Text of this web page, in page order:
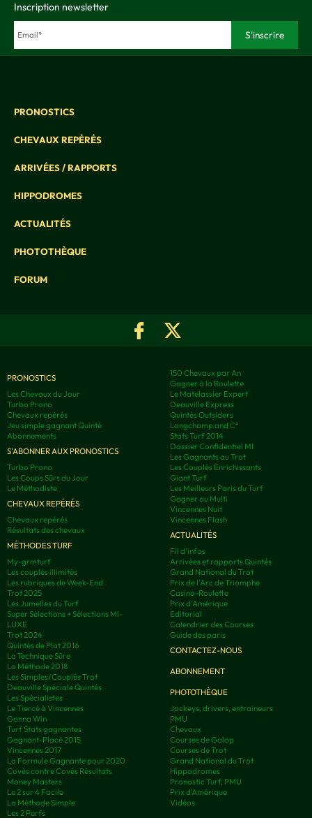
Inscription newsletter
PRONOSTICS
CHEVAUX REPÉRÉS
ARRIVÉES / RAPPORTS
HIPPODROMES
ACTUALITÉS
PHOTOTHÈQUE
FORUM
PRONOSTICS
Les Chevaux du Jour
Turbo Prono
Chevaux repérés
Jeu simple gagnant Quinté
Abonnements
S'ABONNER AUX PRONOSTICS
Turbo Prono
Les Coups Sûrs du Jour
Le Méthodiste
CHEVAUX REPÉRÉS
Chevaux repérés
Résultats des chevaux
MÉTHODES TURF
My-grmturf
Les couplés illimités
Les rubriques de Week-End
Trot 2025
Les Jumelles du Turf
Super Sélections + Sélections MI-
LUXE
Trot 2024
Quintés de Plat 2016
La Technique Sûre
La Méthode 2018
Les Simples/Couplés Trot
Deauville Spéciale Quintés
Les Spécialistes
Le Tiercé à Vincennes
Gonna Win
Turf Stats gagnantes
Gagnant-Placé 2015
Vincennes 2017
La Formule Gagnante pour 2020
Covès contre Covès Résultats
Money Masters
Le 2 sur 4 Facile
La Méthode Simple
Les 2 Perfs
150 Chevaux par An
Gagner à la Roulette
Le Matelassier Expert
Deauville Express
Quintés Outsiders
Longchamp and C°
Stats Turf 2014
Dossier Confidentiel MI
Les Gagnants au Trot
Les Couplés Enrichissants
Giant Turf
Les Meilleurs Paris du Turf
Gagner au Multi
Vincennes Nuit
Vincennes Flash
ACTUALITÉS
Fil d'infos
Arrivées et rapports Quintés
Grand National du Trot
Prix de l'Arc de Triomphe
Casino-Roulette
Prix d'Amérique
Editorial
Calendrier des Courses
Guide des paris
CONTACTEZ-NOUS
ABONNEMENT
PHOTOTHÈQUE
Jockeys, drivers, entraineurs
PMU
Chevaux
Courses de Galop
Courses de Trot
Grand National du Trot
Hippodromes
Pronostic Turf, PMU
Prix d’Amérique
Vidéos